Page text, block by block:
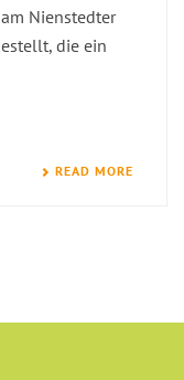
Nienstedter
die ein
READ MORE